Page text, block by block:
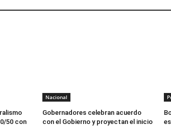
50 con
Nacional
Gobernadores celebran acuerdo
con el Gobierno y proyectan el inicio